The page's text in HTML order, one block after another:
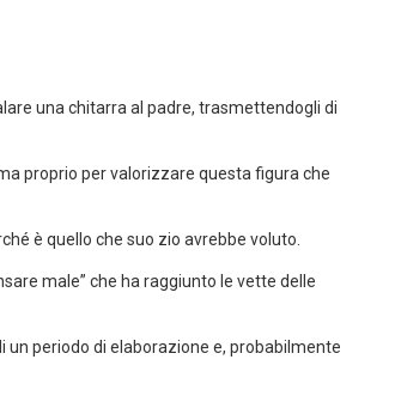
una chitarra al padre, trasmettendogli di
proprio per valorizzare questa figura che
è quello che suo zio avrebbe voluto.
male” che ha raggiunto le vette delle
un periodo di elaborazione e, probabilmente